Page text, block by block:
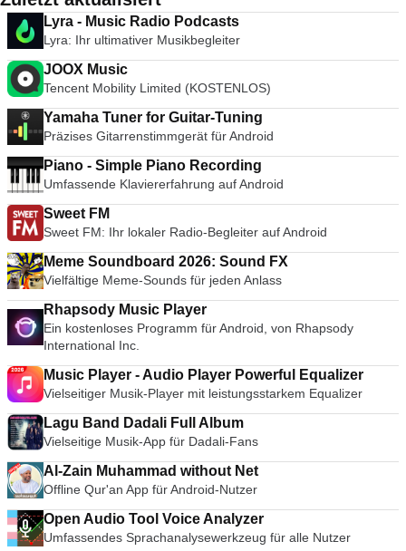
Lyra - Music Radio Podcasts
Lyra: Ihr ultimativer Musikbegleiter
JOOX Music
Tencent Mobility Limited (KOSTENLOS)
Yamaha Tuner for Guitar-Tuning
Präzises Gitarrenstimmgerät für Android
Piano - Simple Piano Recording
Umfassende Klaviererfahrung auf Android
Sweet FM
Sweet FM: Ihr lokaler Radio-Begleiter auf Android
Meme Soundboard 2026: Sound FX
Vielfältige Meme-Sounds für jeden Anlass
Rhapsody Music Player
Ein kostenloses Programm für Android, von Rhapsody
International Inc.
Music Player - Audio Player Powerful Equalizer
Vielseitiger Musik-Player mit leistungsstarkem Equalizer
Lagu Band Dadali Full Album
Vielseitige Musik-App für Dadali-Fans
Al-Zain Muhammad without Net
Offline Qur'an App für Android-Nutzer
Open Audio Tool Voice Analyzer
Umfassendes Sprachanalysewerkzeug für alle Nutzer